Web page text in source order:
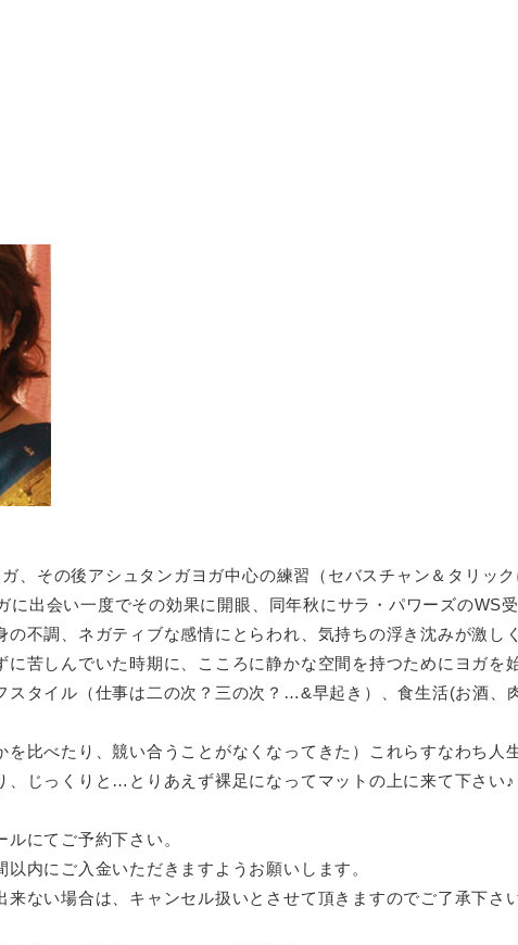
、その後アシュタンガヨガ中心の練習（セバスチャン＆タリック
に出会い一度でその効果に開眼、同年秋にサラ・パワーズのWS
の不調、ネガティブな感情にとらわれ、気持ちの浮き沈みが激しく
に苦しんでいた時期に、こころに静かな空間を持つためにヨガを
スタイル（仕事は二の次？三の次？…&早起き）、食生活(お酒、
を比べたり、競い合うことがなくなってきた）これらすなわち人
、じっくりと…とりあえず裸足になってマットの上に来て下さい♪
にてご予約下さい。
内にご入金いただきますようお願いします。
ない場合は、キャンセル扱いとさせて頂きますのでご了承下さい